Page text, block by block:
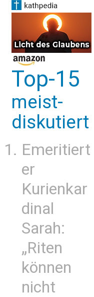
Top-15
meist-
diskutiert
Emeritiert
er
Kurienkar
dinal
Sarah:
„Riten
können
nicht